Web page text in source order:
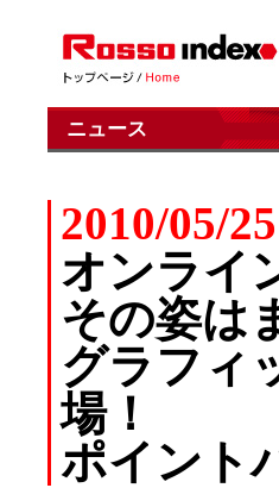
ニュース
2010/05/25
オンライ
その姿は
グラフィ
場！
ポイント